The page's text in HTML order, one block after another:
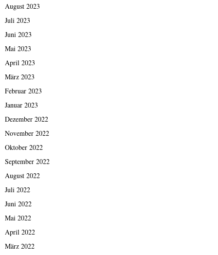
August 2023
Juli 2023
Juni 2023
Mai 2023
April 2023
März 2023
Februar 2023
Januar 2023
Dezember 2022
November 2022
Oktober 2022
September 2022
August 2022
Juli 2022
Juni 2022
Mai 2022
April 2022
März 2022